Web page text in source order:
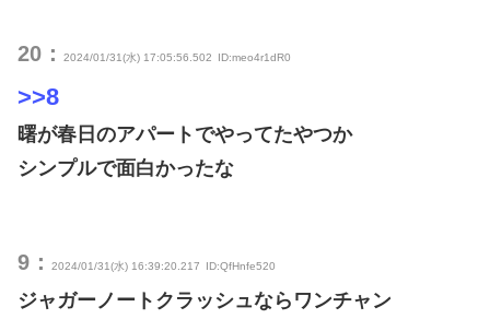
20： 2024/01/31(水) 17:05:56.502 ID:meo4r1dR0
>>8
曙が春日のアパートでやってたやつか
シンプルで面白かったな
9： 2024/01/31(水) 16:39:20.217 ID:QfHnfe520
ジャガーノートクラッシュならワンチャン